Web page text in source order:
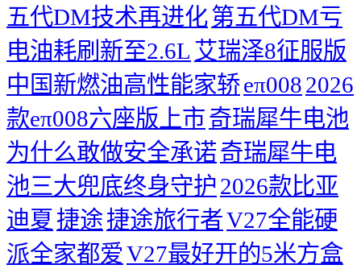
五代DM技术再进化第五代DM亏
电油耗刷新至2.6L 艾瑞泽8征服版
中国新燃油高性能家轿eπ0082026
款eπ008六座版上市奇瑞犀牛电池
为什么敢做安全承诺奇瑞犀牛电
池三大兜底终身守护2026款比亚
迪夏 捷途捷途旅行者V27全能硬
派全家都爱V27最好开的5米方盒